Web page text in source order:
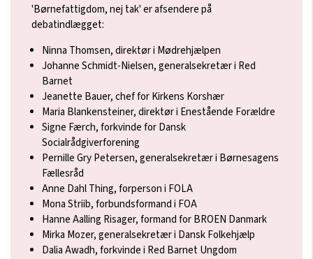
'Børnefattigdom, nej tak' er afsendere på
debatindlægget:
Ninna Thomsen, direktør i Mødrehjælpen
Johanne Schmidt-Nielsen, generalsekretær i Red
Barnet
Jeanette Bauer, chef for Kirkens Korshær
Maria Blankensteiner, direktør i Enestående Forældre
Signe Færch, forkvinde for Dansk
Socialrådgiverforening
Pernille Gry Petersen, generalsekretær i Børnesagens
Fællesråd
Anne Dahl Thing, forperson i FOLA
Mona Striib, forbundsformand i FOA
Hanne Aalling Risager, formand for BROEN Danmark
Mirka Mozer, generalsekretær i Dansk Folkehjælp
Dalia Awadh, forkvinde i Red Barnet Ungdom